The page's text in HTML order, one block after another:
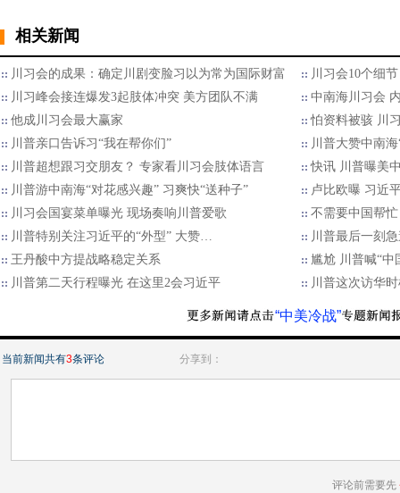
相关新闻
川习会的成果：确定川剧变脸习以为常为国际财富
川习会10个细
川习峰会接连爆发3起肢体冲突 美方团队不满
中南海川习会
他成川习会最大赢家
怕资料被骇 川
川普亲口告诉习“我在帮你们”
川普大赞中南
川普超想跟习交朋友？ 专家看川习会肢体语言
快讯 川普曝美
川普游中南海“对花感兴趣” 习爽快“送种子”
卢比欧曝 习近
川习会国宴菜单曝光 现场奏响川普爱歌
不需要中国帮
川普特别关注习近平的“外型” 大赞…
川普最后一刻
王丹酸中方提战略稳定关系
尴尬 川普喊“中
川普第二天行程曝光 在这里2会习近平
川普这次访华
“中美冷战”
当前新闻共有3条评论 分享到：
评论前需要先